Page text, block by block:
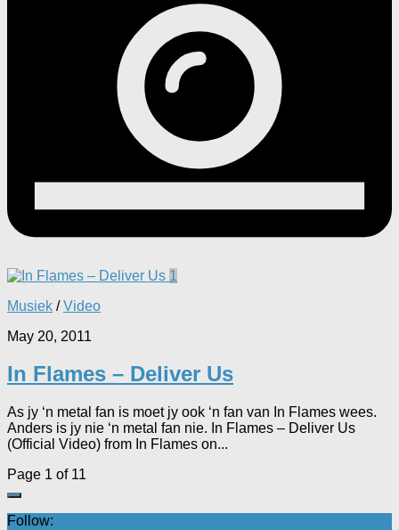
1
Musiek /Video
May 20, 2011
In Flames – Deliver Us
As jy ‘n metal fan is moet jy ook ‘n fan van In Flames wees.
Anders is jy nie ‘n metal fan nie. In Flames – Deliver Us
(Official Video) from In Flames on...
Page 1 of 11
Follow: